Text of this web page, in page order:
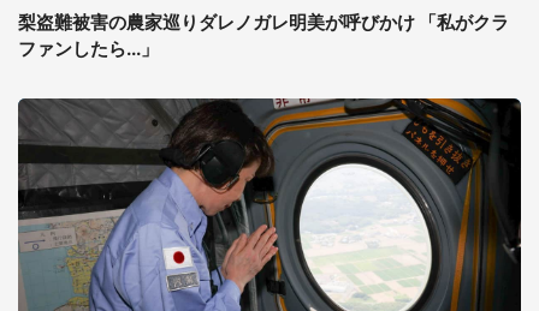
梨盗難被害の農家巡りダレノガレ明美が呼びかけ 「私がクラ
ファンしたら...」